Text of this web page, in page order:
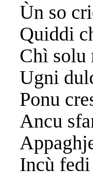
Ùn so
Quiddi
Chì solu
Ugni
Ponu
Ancu
Incù